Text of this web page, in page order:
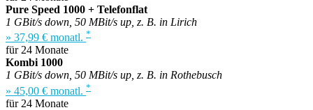
Pure Speed 1000 + Telefonflat
1 GBit/s down, 50 MBit/s up, z. B. in Lirich
» 37,99 € monatl. *
für 24 Monate
Kombi 1000
1 GBit/s down, 50 MBit/s up, z. B. in Rothebusch
» 45,00 € monatl. *
für 24 Monate